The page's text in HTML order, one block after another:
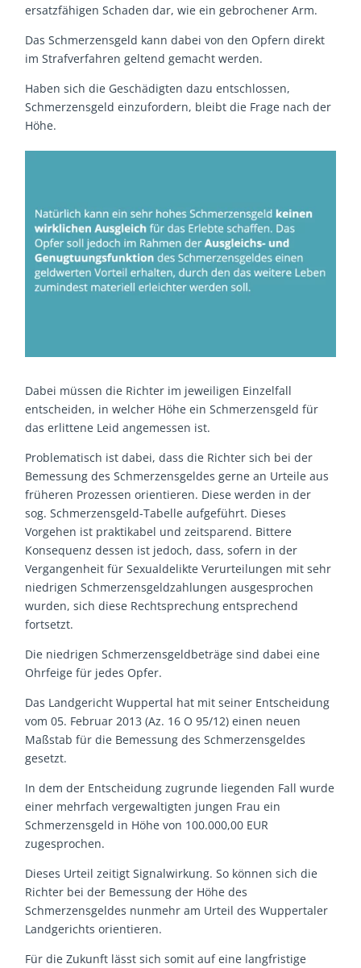
ersatzfähigen Schaden dar, wie ein gebrochener Arm.
Das Schmerzensgeld kann dabei von den Opfern direkt
im Strafverfahren geltend gemacht werden.
Haben sich die Geschädigten dazu entschlossen,
Schmerzensgeld einzufordern, bleibt die Frage nach der
Höhe.
Dabei müssen die Richter im jeweiligen Einzelfall
entscheiden, in welcher Höhe ein Schmerzensgeld für
das erlittene Leid angemessen ist.
Problematisch ist dabei, dass die Richter sich bei der
Bemessung des Schmerzensgeldes gerne an Urteile aus
früheren Prozessen orientieren. Diese werden in der
sog. Schmerzensgeld-Tabelle aufgeführt. Dieses
Vorgehen ist praktikabel und zeitsparend. Bittere
Konsequenz dessen ist jedoch, dass, sofern in der
Vergangenheit für Sexualdelikte Verurteilungen mit sehr
niedrigen Schmerzensgeldzahlungen ausgesprochen
wurden, sich diese Rechtsprechung entsprechend
fortsetzt.
Die niedrigen Schmerzensgeldbeträge sind dabei eine
Ohrfeige für jedes Opfer.
Das Landgericht Wuppertal hat mit seiner Entscheidung
vom 05. Februar 2013 (Az. 16 O 95/12) einen neuen
Maßstab für die Bemessung des Schmerzensgeldes
gesetzt.
In dem der Entscheidung zugrunde liegenden Fall wurde
einer mehrfach vergewaltigten jungen Frau ein
Schmerzensgeld in Höhe von 100.000,00 EUR
zugesprochen.
Dieses Urteil zeitigt Signalwirkung. So können sich die
Richter bei der Bemessung der Höhe des
Schmerzensgeldes nunmehr am Urteil des Wuppertaler
Landgerichts orientieren.
Für die Zukunft lässt sich somit auf eine langfristige